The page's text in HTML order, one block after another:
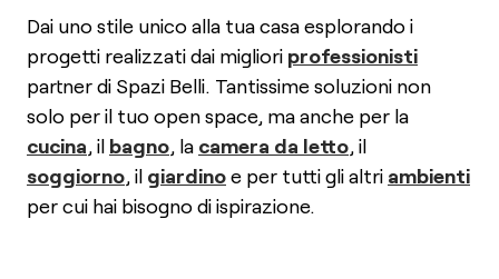
Dai uno stile unico alla tua casa esplorando i
progetti realizzati dai migliori professionisti
partner di Spazi Belli. Tantissime soluzioni non
solo per il tuo open space, ma anche per la
cucina, il bagno, la camera da letto, il
soggiorno, il giardinoe per tutti gli altri ambienti
per cui hai bisogno di ispirazione.